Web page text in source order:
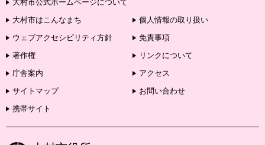
大村市公式ホームページについて
大村市はこんなまち
個人情報の取り扱い
ウェブアクセシビリティ方針
免責事項
著作権
リンクについて
庁舎案内
アクセス
サイトマップ
お問い合わせ
携帯サイト